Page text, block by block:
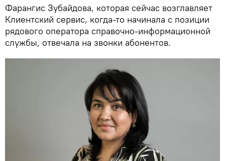
Фарангис Зубайдова, которая сейчас возглавляет
Клиентский сервис, когда-то начинала с позиции
рядового оператора справочно-информационной
службы, отвечала на звонки абонентов.